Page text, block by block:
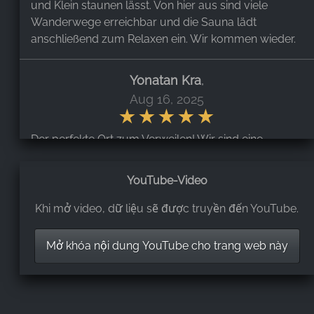
und Klein staunen lässt. Von hier aus sind viele
Wanderwege erreichbar und die Sauna lädt
anschließend zum Relaxen ein. Wir kommen wieder.
Yonatan Kra,
Aug 16, 2025
Der perfekte Ort zum Verweilen! Wir sind eine
Landhaus, in dem wir alle reichlich Platz hatten. Die
top gepflegt und von hoher Qualität.
neu und besser als zu Hause! Die Lage ist ideal: nur
5 Gehminuten von Waldwegen, 5 km von
Wasserfällen und eine kurze Autofahrt von den
YouTube-Video
Khi mở video, dữ liệu sẽ được truyền đến YouTube.
Mở khóa nội dung YouTube cho trang web này